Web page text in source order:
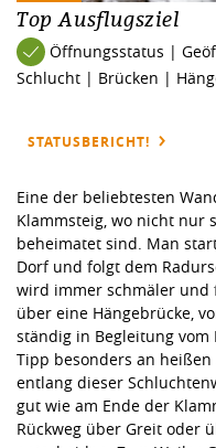
Top Ausflugsziel
Öffnungsstatus |
Schlucht | Brücken |
STATUSBERICHT!
Eine der beliebtesten
Klammsteig, wo nicht nur
beheimatet sind. Man
Dorf und folgt dem
wird immer schmäler und
über eine Hängebrücke,
ständig in Begleitung vom
Tipp besonders an
entlang dieser
gut wie am Ende der
Rückweg über Greit oder